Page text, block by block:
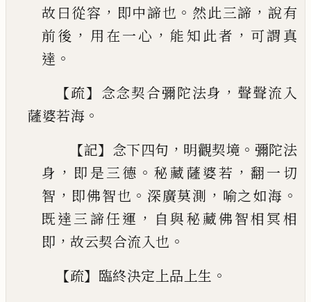
故曰從容 ， 即中諦也 。 然此三諦 ， 說有
前後 ， 用在一心 ， 能知此者 ， 可謂真
達 。
【疏】 念念契合彌陀法身 ， 聲聲流入
薩婆若海 。
【記】 念下四句 ， 明觀契境 。 彌陀法
身 ， 即是三德 。秘藏薩婆若 ，翻一切
智 ， 即佛智也 。 深廣莫測 ， 喻之如海 。
既達三諦任運 ， 自與秘藏佛智相冥相
即 ， 故云契合流入也 。
【疏】 臨終決定上品上生 。